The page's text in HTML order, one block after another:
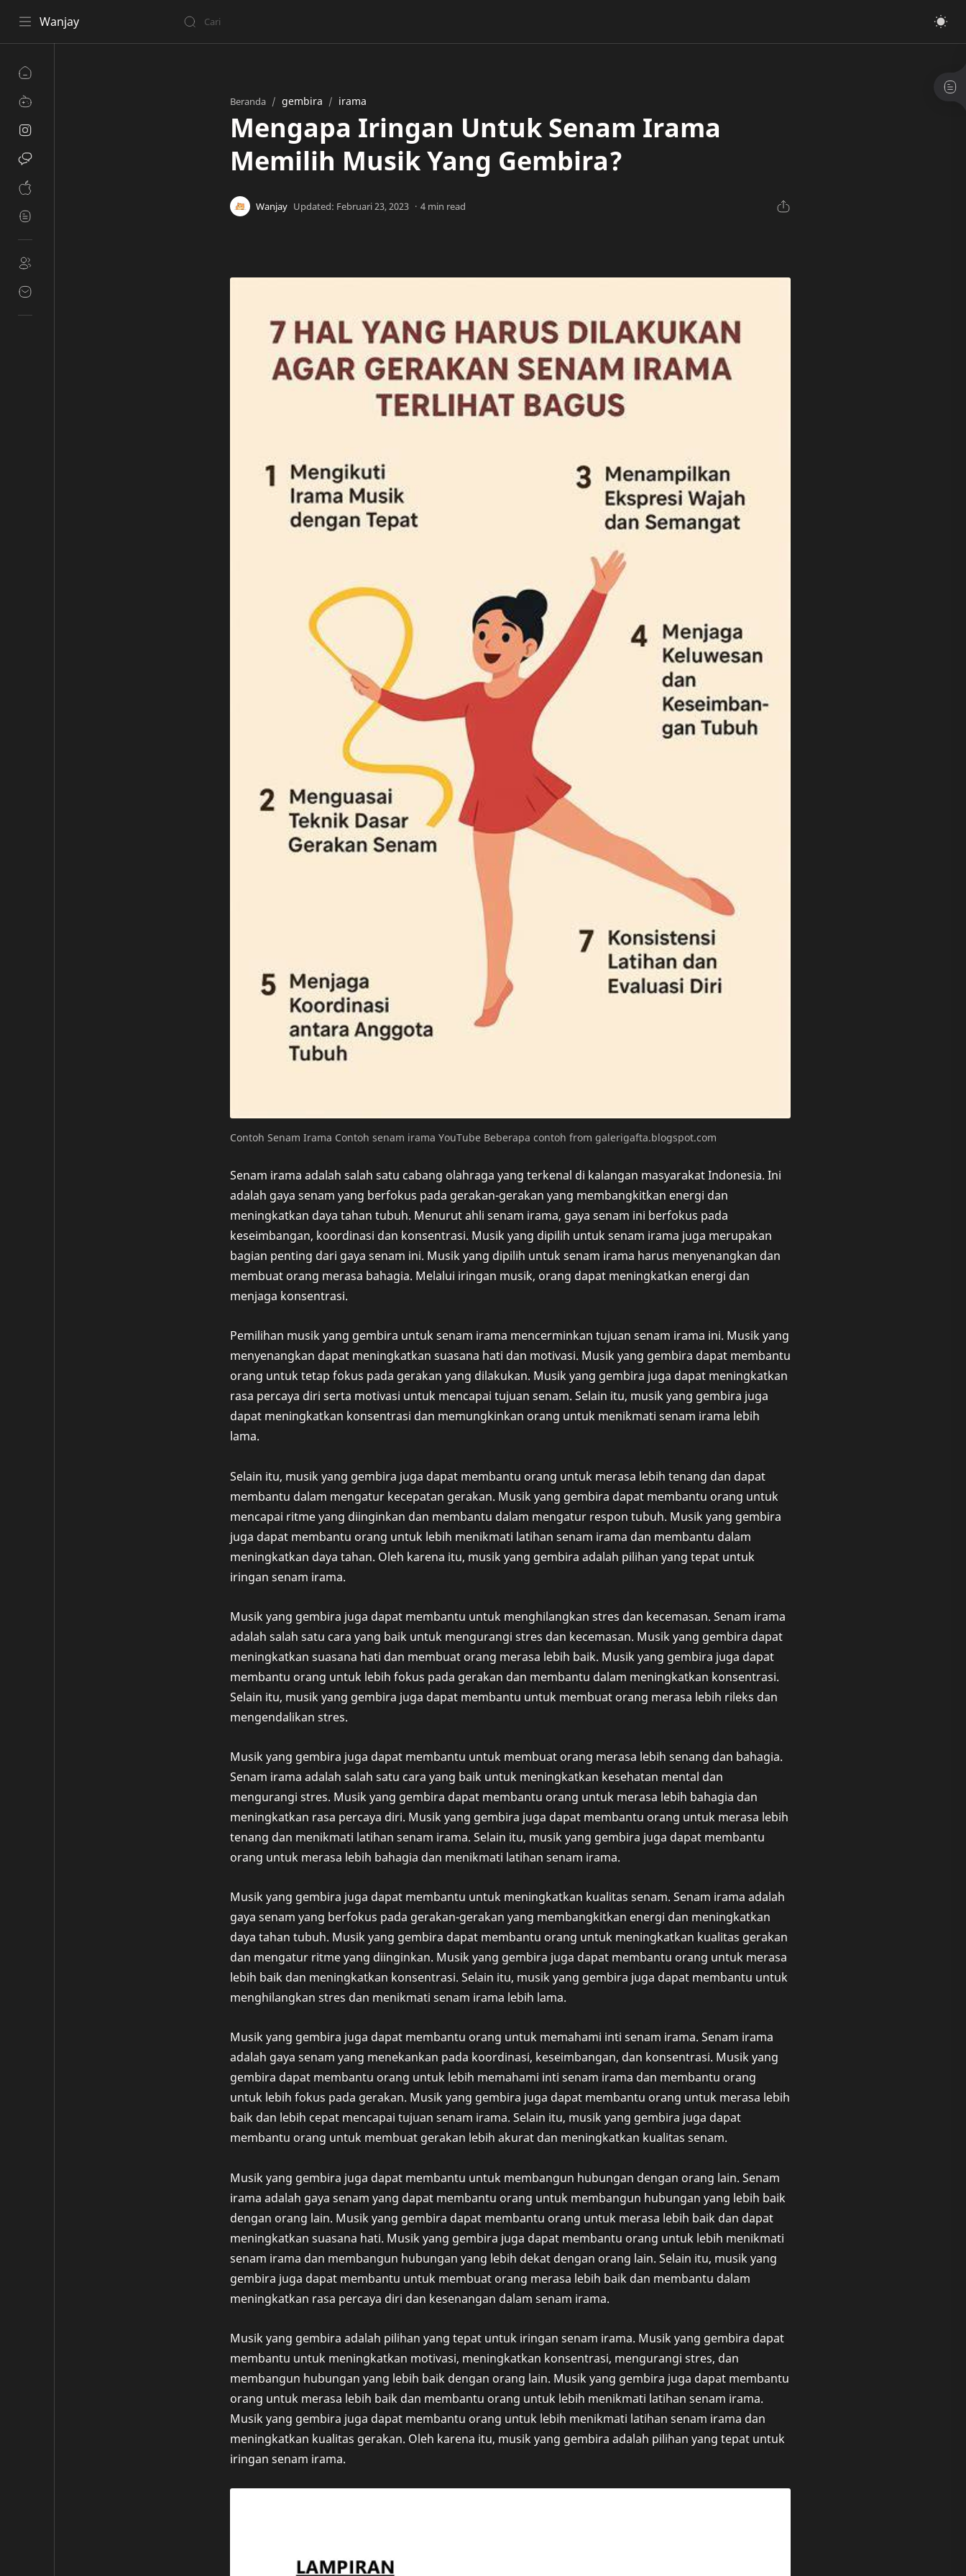
Wanjay
Beranda gembira irama
Mengapa Iringan Untuk Senam Irama
Memilih Musik Yang Gembira?
4 min read
Contoh Senam Irama Contoh senam irama YouTube Beberapa contoh from galerigafta.blogspot.com
Senam irama adalah salah satu cabang olahraga yang terkenal di kalangan masyarakat Indonesia. Ini
adalah gaya senam yang berfokus pada gerakan-gerakan yang membangkitkan energi dan
meningkatkan daya tahan tubuh. Menurut ahli senam irama, gaya senam ini berfokus pada
keseimbangan, koordinasi dan konsentrasi. Musik yang dipilih untuk senam irama juga merupakan
bagian penting dari gaya senam ini. Musik yang dipilih untuk senam irama harus menyenangkan dan
membuat orang merasa bahagia. Melalui iringan musik, orang dapat meningkatkan energi dan
menjaga konsentrasi.
Pemilihan musik yang gembira untuk senam irama mencerminkan tujuan senam irama ini. Musik yang
menyenangkan dapat meningkatkan suasana hati dan motivasi. Musik yang gembira dapat membantu
orang untuk tetap fokus pada gerakan yang dilakukan. Musik yang gembira juga dapat meningkatkan
rasa percaya diri serta motivasi untuk mencapai tujuan senam. Selain itu, musik yang gembira juga
dapat meningkatkan konsentrasi dan memungkinkan orang untuk menikmati senam irama lebih
lama.
Selain itu, musik yang gembira juga dapat membantu orang untuk merasa lebih tenang dan dapat
membantu dalam mengatur kecepatan gerakan. Musik yang gembira dapat membantu orang untuk
mencapai ritme yang diinginkan dan membantu dalam mengatur respon tubuh. Musik yang gembira
juga dapat membantu orang untuk lebih menikmati latihan senam irama dan membantu dalam
meningkatkan daya tahan. Oleh karena itu, musik yang gembira adalah pilihan yang tepat untuk
iringan senam irama.
Musik yang gembira juga dapat membantu untuk menghilangkan stres dan kecemasan. Senam irama
adalah salah satu cara yang baik untuk mengurangi stres dan kecemasan. Musik yang gembira dapat
meningkatkan suasana hati dan membuat orang merasa lebih baik. Musik yang gembira juga dapat
membantu orang untuk lebih fokus pada gerakan dan membantu dalam meningkatkan konsentrasi.
Selain itu, musik yang gembira juga dapat membantu untuk membuat orang merasa lebih rileks dan
mengendalikan stres.
Musik yang gembira juga dapat membantu untuk membuat orang merasa lebih senang dan bahagia.
Senam irama adalah salah satu cara yang baik untuk meningkatkan kesehatan mental dan
mengurangi stres. Musik yang gembira dapat membantu orang untuk merasa lebih bahagia dan
meningkatkan rasa percaya diri. Musik yang gembira juga dapat membantu orang untuk merasa lebih
tenang dan menikmati latihan senam irama. Selain itu, musik yang gembira juga dapat membantu
orang untuk merasa lebih bahagia dan menikmati latihan senam irama.
Musik yang gembira juga dapat membantu untuk meningkatkan kualitas senam. Senam irama adalah
gaya senam yang berfokus pada gerakan-gerakan yang membangkitkan energi dan meningkatkan
daya tahan tubuh. Musik yang gembira dapat membantu orang untuk meningkatkan kualitas gerakan
dan mengatur ritme yang diinginkan. Musik yang gembira juga dapat membantu orang untuk merasa
lebih baik dan meningkatkan konsentrasi. Selain itu, musik yang gembira juga dapat membantu untuk
menghilangkan stres dan menikmati senam irama lebih lama.
Musik yang gembira juga dapat membantu orang untuk memahami inti senam irama. Senam irama
adalah gaya senam yang menekankan pada koordinasi, keseimbangan, dan konsentrasi. Musik yang
gembira dapat membantu orang untuk lebih memahami inti senam irama dan membantu orang
untuk lebih fokus pada gerakan. Musik yang gembira juga dapat membantu orang untuk merasa lebih
baik dan lebih cepat mencapai tujuan senam irama. Selain itu, musik yang gembira juga dapat
membantu orang untuk membuat gerakan lebih akurat dan meningkatkan kualitas senam.
Musik yang gembira juga dapat membantu untuk membangun hubungan dengan orang lain. Senam
irama adalah gaya senam yang dapat membantu orang untuk membangun hubungan yang lebih baik
dengan orang lain. Musik yang gembira dapat membantu orang untuk merasa lebih baik dan dapat
meningkatkan suasana hati. Musik yang gembira juga dapat membantu orang untuk lebih menikmati
senam irama dan membangun hubungan yang lebih dekat dengan orang lain. Selain itu, musik yang
gembira juga dapat membantu untuk membuat orang merasa lebih baik dan membantu dalam
meningkatkan rasa percaya diri dan kesenangan dalam senam irama.
Musik yang gembira adalah pilihan yang tepat untuk iringan senam irama. Musik yang gembira dapat
membantu untuk meningkatkan motivasi, meningkatkan konsentrasi, mengurangi stres, dan
membangun hubungan yang lebih baik dengan orang lain. Musik yang gembira juga dapat membantu
orang untuk merasa lebih baik dan membantu orang untuk lebih menikmati latihan senam irama.
Musik yang gembira juga dapat membantu orang untuk lebih menikmati latihan senam irama dan
meningkatkan kualitas gerakan. Oleh karena itu, musik yang gembira adalah pilihan yang tepat untuk
iringan senam irama.